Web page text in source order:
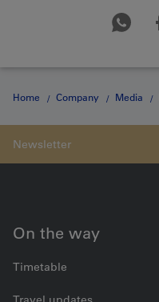
Home Company Media
On the way
Timetable